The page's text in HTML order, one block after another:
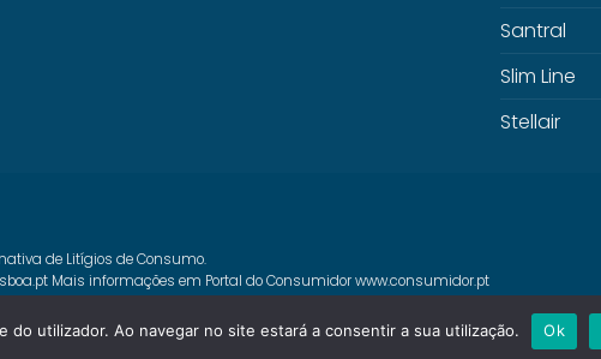
Santral
Slim Line
Stellair
de Litígios de Consumo.
Mais informações em Portal do Consumidorwww.consumidor.pt
utilizador. Ao navegar no site estará a consentir a sua utilização. Ok